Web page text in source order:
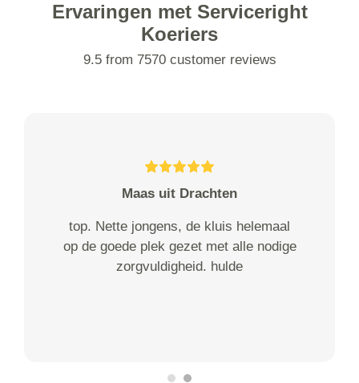
Ervaringen met Serviceright
Koeriers
9.5 from 7570 customer reviews
Maas uit Drachten
top. Nette jongens, de kluis helemaal
op de goede plek gezet met alle nodige
zorgvuldigheid. hulde